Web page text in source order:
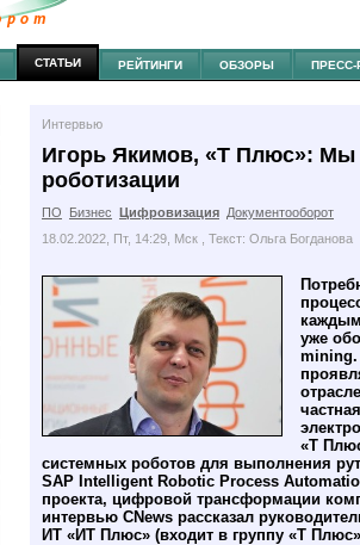
со
СТАТЬИ РЕЙТИНГИ ОБЗОРЫ
Интервью
Игорь Якимов, «Т Плюс»: Мы
роботизации
ПО Бизнес Цифровизация Документооборот
18.02.2022, Пт, 14:29, Мск , Текст: Ольга Богданова
уже
mining.
«Т
системных роботов для выполнения
SAP Intelligent Robotic Process
проекта, цифровой трансформации
интервью CNews рассказал
ИТ «ИТ Плюс» (входит в группу «Т